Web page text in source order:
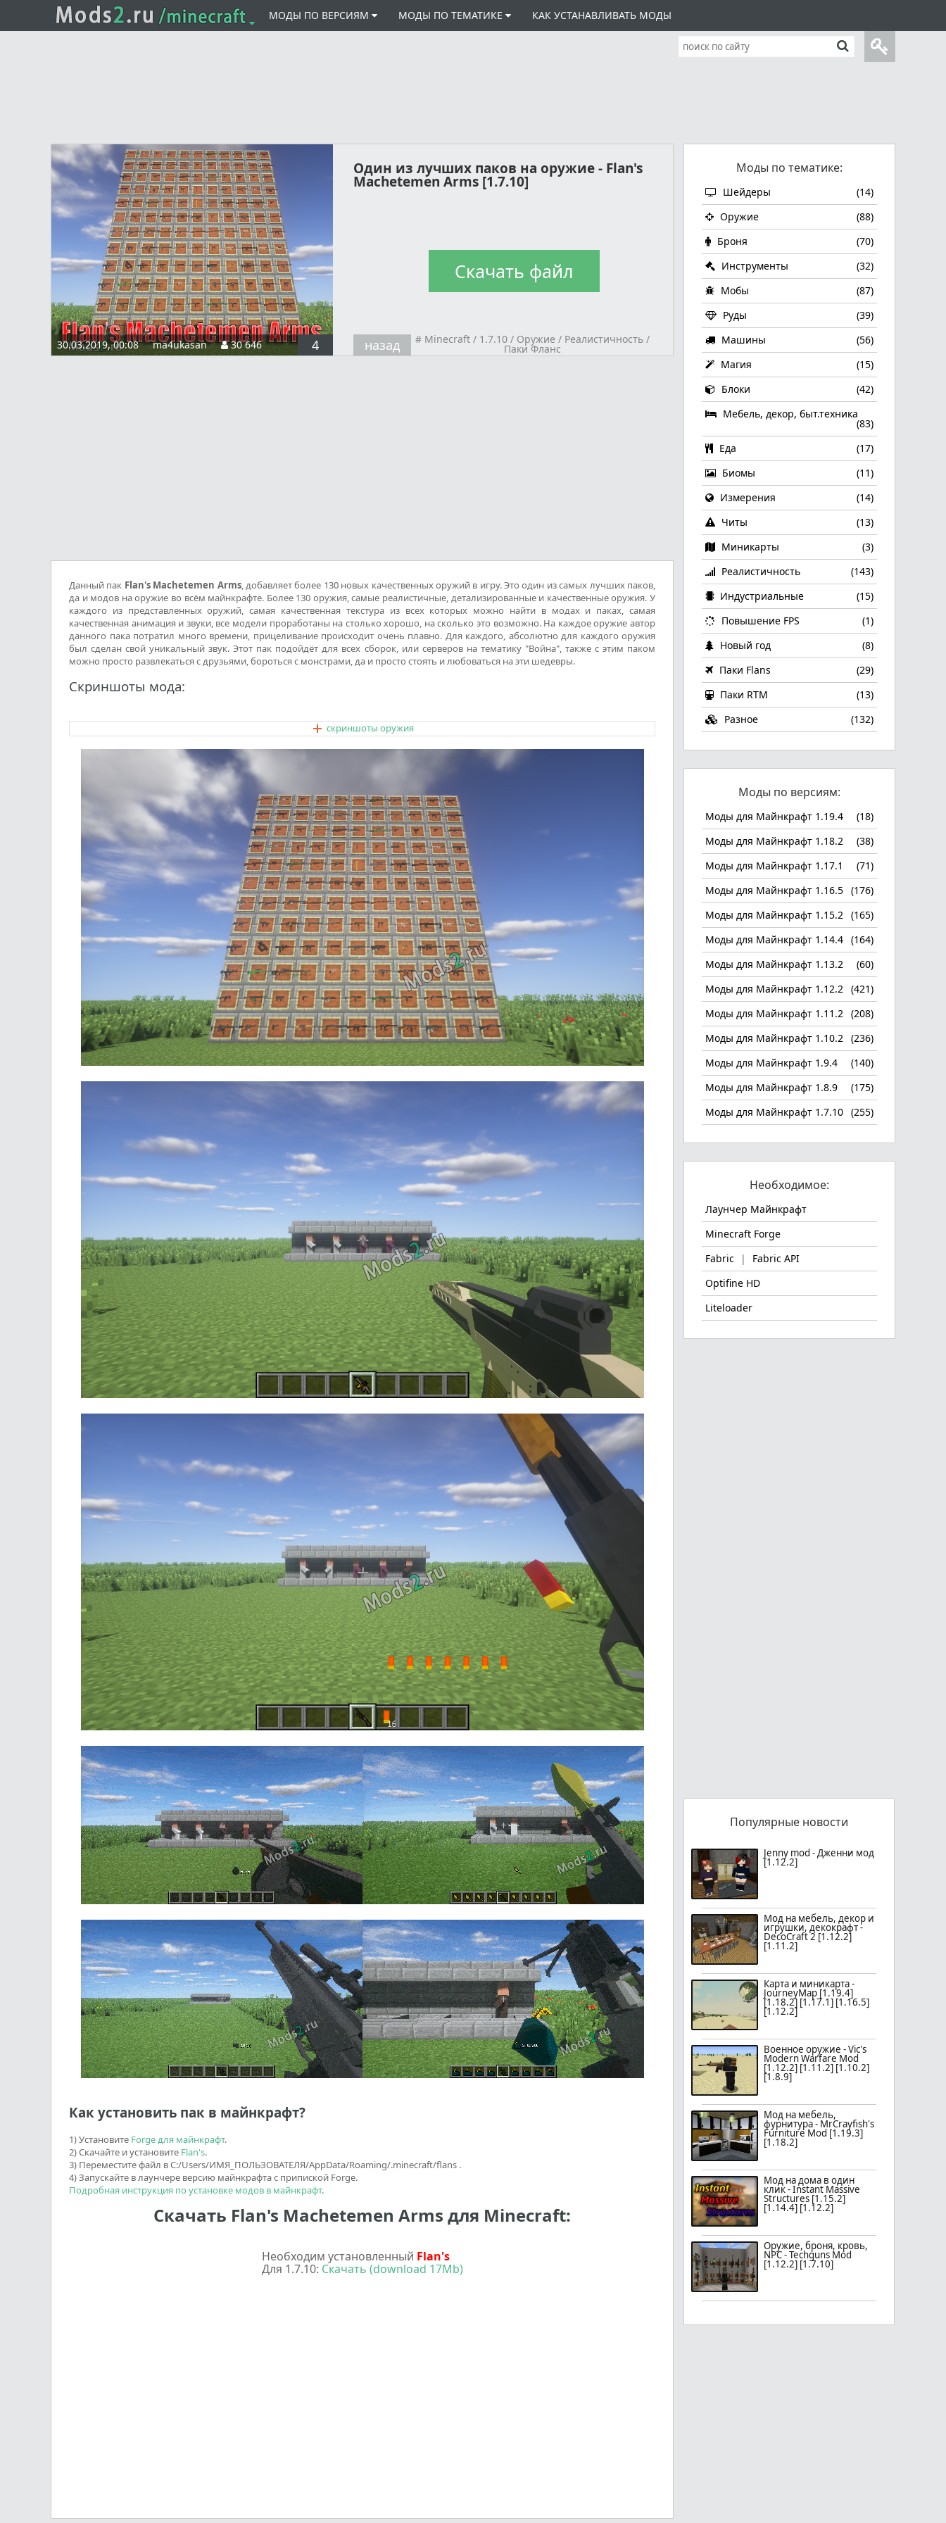
МОДЫ ПО ВЕРСИЯМ МОДЫ ПО ТЕМАТИКЕ КАК УСТАНАВЛИВАТЬ МОДЫ
30.03.2019, 00:08 ma4ukasan 30 646 4
Один из лучших паков на оружие - Flan's
Machetemen Arms [1.7.10]
Скачать файл
назад # Minecraft/ 1.7.10/ Оружие / Реалистичность/
Паки Фланс
Данный пак Flan's Machetemen Arms, добавляет более 130 новых качественных оружий в игру. Это один из самых лучших паков,
да и модов на оружие во всём майнкрафте. Более 130 оружия, самые реалистичные, детализированные и качественные оружия. У
каждого из представленных оружий, самая качественная текстура из всех которых можно найти в модах и паках, самая
качественная анимация и звуки, все модели проработаны на столько хорошо, на сколько это возможно. На каждое оружие автор
данного пака потратил много времени, прицеливание происходит очень плавно. Для каждого, абсолютно для каждого оружия
был сделан свой уникальный звук. Этот пак подойдёт для всех сборок, или серверов на тематику "Война", также с этим паком
можно просто развлекаться с друзьями, бороться с монстрами, да и просто стоять и любоваться на эти шедевры.
Скриншоты мода:
скриншоты оружия
Как установить пак в майнкрафт?
1) Установите Forge для майнкрафт.
2) Скачайте и установите Flan's.
3) Переместите файл в C:/Users/ИМЯ_ПОЛЬЗОВАТЕЛЯ/AppData/Roaming/.minecraft/flans .
4) Запускайте в лаунчере версию майнкрафта с припиской Forge.
Подробная инструкция по установке модов в майнкрафт.
Скачать Flan's Machetemen Arms для Minecraft:
Необходим установленный Flan's
Для 1.7.10: Скачать (download 17Mb)
Моды по тематике:
Шейдеры
(14)
Оружие
(88)
Броня
(70)
Инструменты
(32)
Мобы
(87)
Руды
(39)
Машины
(56)
Магия
(15)
Блоки
(42)
Мебель, декор, быт.техника
(83)
Еда
(17)
Биомы
(11)
Измерения
(14)
Читы
(13)
Миникарты
(3)
Реалистичность
(143)
Индустриальные
(15)
Повышение FPS
(1)
Новый год
(8)
Паки Flans
(29)
Паки RTM
(13)
Разное
(132)
Моды по версиям:
Моды для Майнкрафт 1.19.4
(18)
Моды для Майнкрафт 1.18.2
(38)
Моды для Майнкрафт 1.17.1
(71)
Моды для Майнкрафт 1.16.5 (176)
Моды для Майнкрафт 1.15.2 (165)
Моды для Майнкрафт 1.14.4 (164)
Моды для Майнкрафт 1.13.2
(60)
Моды для Майнкрафт 1.12.2 (421)
Моды для Майнкрафт 1.11.2 (208)
Моды для Майнкрафт 1.10.2 (236)
Моды для Майнкрафт 1.9.4
(140)
Моды для Майнкрафт 1.8.9
(175)
Моды для Майнкрафт 1.7.10 (255)
Необходимое:
Лаунчер Майнкрафт
Minecraft Forge
Fabric
|
Fabric API
Optifine HD
Liteloader
Популярные новости
Jenny mod - Дженни мод
[1.12.2]
Мод на мебель, декор и
игрушки, декокрафт -
DecoCraft 2 [1.12.2]
[1.11.2]
Карта и миникарта -
JourneyMap [1.19.4]
[1.18.2] [1.17.1] [1.16.5]
[1.12.2]
Военное оружие - Vic's
Modern Warfare Mod
[1.12.2] [1.11.2] [1.10.2]
[1.8.9]
Мод на мебель,
фурнитура - MrCrayfish's
Furniture Mod [1.19.3]
[1.18.2]
Мод на дома в один
клик - Instant Massive
Structures [1.15.2]
[1.14.4] [1.12.2]
Оружие, броня, кровь,
NPC - Techguns Mod
[1.12.2] [1.7.10]